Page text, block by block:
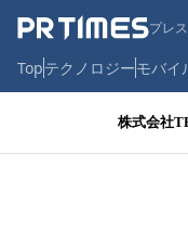
プレ
Topテクノロジーモバイ
株式会社